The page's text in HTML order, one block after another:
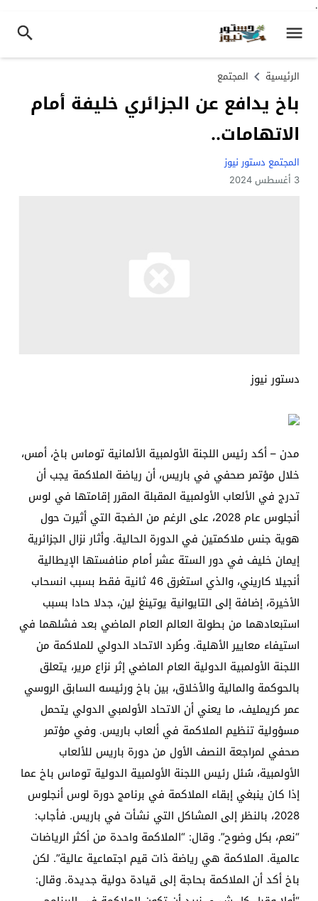
.
الرئيسية المجتمع
باخ يدافع عن الجزائري خليفة أمام
الاتهامات..
المجتمع دستور نيوز
3 أغسطس 2024
دستور نيوز
مدن – أكد رئيس اللجنة الأولمبية الألمانية توماس باخ، أمس،
خلال مؤتمر صحفي في باريس، أن رياضة الملاكمة يجب أن
تدرج في الألعاب الأولمبية المقبلة المقرر إقامتها في لوس
أنجلوس عام 2028، على الرغم من الضجة التي أثيرت حول
هوية جنس ملاكمتين في الدورة الحالية. وأثار نزال الجزائرية
إيمان خليف في دور الستة عشر أمام منافستها الإيطالية
أنجيلا كاريني، والذي استغرق 46 ثانية فقط بسبب انسحاب
الأخيرة، إضافة إلى التايوانية يوتينغ لين، جدلا حادا بسبب
استبعادهما من بطولة العالم العام الماضي بعد فشلهما في
استيفاء معايير الأهلية. وطُرد الاتحاد الدولي للملاكمة من
اللجنة الأولمبية الدولية العام الماضي إثر نزاع مرير، يتعلق
بالحوكمة والمالية والأخلاق، بين باخ ورئيسه السابق الروسي
عمر كريمليف، ما يعني أن الاتحاد الأولمبي الدولي يتحمل
مسؤولية تنظيم الملاكمة في ألعاب باريس. وفي مؤتمر
صحفي لمراجعة النصف الأول من دورة باريس للألعاب
الأولمبية، سُئل رئيس اللجنة الأولمبية الدولية توماس باخ عما
إذا كان ينبغي إبقاء الملاكمة في برنامج دورة لوس أنجلوس
2028، بالنظر إلى المشاكل التي نشأت في باريس. فأجاب:
“نعم، بكل وضوح”. وقال: “الملاكمة واحدة من أكثر الرياضات
عالمية. الملاكمة هي رياضة ذات قيم اجتماعية عالية”. لكن
باخ أكد أن الملاكمة بحاجة إلى قيادة دولية جديدة. وقال: